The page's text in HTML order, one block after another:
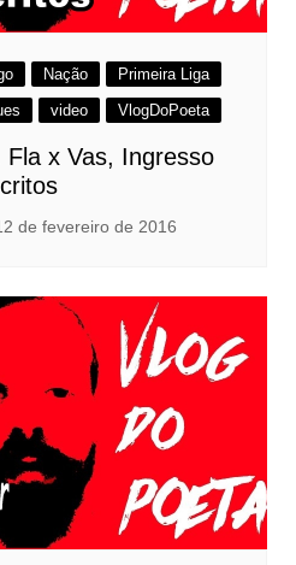
Nação
Primeira Liga
video VlogDoPoeta
x Vas, Ingresso
de fevereiro de 2016